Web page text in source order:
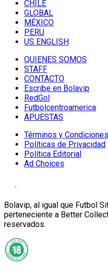
CHILE
GLOBAL
MÉXICO
PERU
US ENGLISH
QUIENES SOMOS
STAFF
CONTACTO
Escribe en Bolavip
RedGol
Futbolcentroamerica
APUESTAS
Términos y Condiciones
Políticas de Privacidad
Política Editorial
Ad Choices
Bolavip, al igual que Futbol
perteneciente a Better
reservados.